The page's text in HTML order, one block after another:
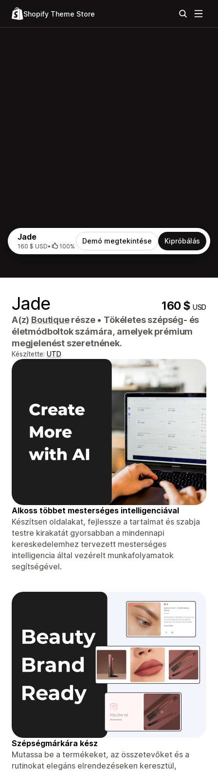
Shopify Theme Store
Jade
160 $ USD• 100%
Demó megtekintése Kipróbálás
Jade 160 $USD
A(z) Boutiquerésze • Tökéletes szépség- és
életmódboltok számára, amelyek prémium
megjelenést szeretnének.
Készítette: UTD
Alkoss többet mesterséges intelligenciával
Készítsen oldalakat, fejlessze a tartalmat és szabja
testre kirakatát gyorsabban a mindennapi
kereskedelemhez tervezett mesterséges
intelligencia által vezérelt munkafolyamatok
segítségével.
Szépségmárkára kész
Mutassa be a termékeket, az összetevőket és a
rutinokat elegáns elrendezéseken keresztül,